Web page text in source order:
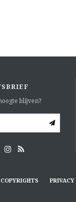
blijven?
PRIVACY